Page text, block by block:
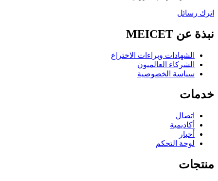
اترك رسائل
نبذة عن MEICET
الشهادات وبراءات الاختراع
الشركاء العالميون
سياسة الخصوصية
خدمات
اتصال
أكاديمية
أخبار
لوحة التحكم
منتجات